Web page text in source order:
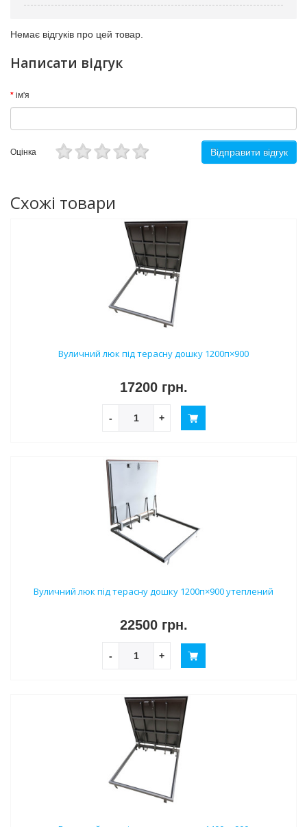
Немає відгуків про цей товар.
Написати відгук
ім'я
Оцінка Відправити відгук
Схожі товари
Вуличний люк під терасну дошку 1200п×900
17200 грн.
- +
Вуличний люк під терасну дошку 1200п×900 утеплений
22500 грн.
- +